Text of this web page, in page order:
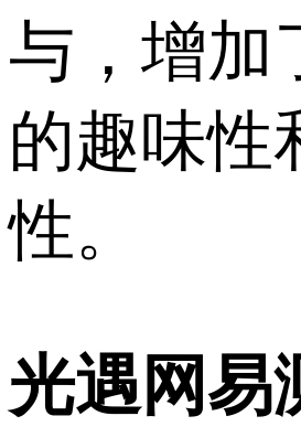
与，增加
的趣味性
性。
光遇网易